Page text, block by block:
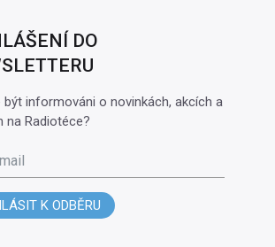
DO
být informováni o novinkách, akcích a
na Radiotéce?
K ODBĚRU